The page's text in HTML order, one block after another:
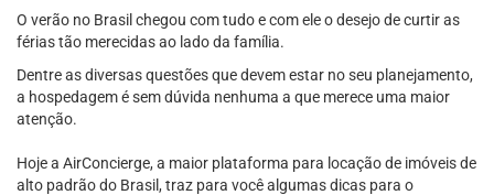
O verão no Brasil chegou com tudo e com ele o desejo de curtir as
férias tão merecidas ao lado da família.
Dentre as diversas questões que devem estar no seu planejamento,
a hospedagem é sem dúvida nenhuma a que merece uma maior
atenção.
Hoje a AirConcierge, a maior plataforma para locação de imóveis de
alto padrão do Brasil, traz para você algumas dicas para o